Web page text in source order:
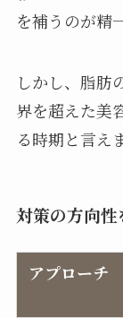
を補うのが精
しかし、脂肪
界を超えた美
る時期と言え
対策の方向性
アプローチ